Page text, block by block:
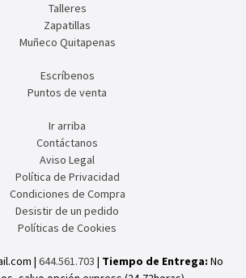
Talleres
Zapatillas
Muñeco Quitapenas
Escríbenos
Puntos de venta
Ir arriba
Contáctanos
Aviso Legal
Política de Privacidad
Condiciones de Compra
Desistir de un pedido
Políticas de Cookies
| 644.561.703 | Tiempo de Entrega: No